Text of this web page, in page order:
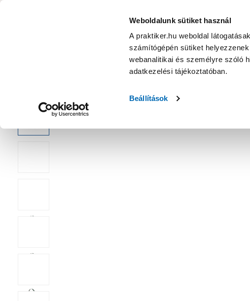
Weboldalunk sütiket használ
A praktiker.hu weboldal
számítógépén sütiket
webanalitikai és személyre szóló
adatkezelési tájékoztatóban.
Beállítások
KATEGÓRIÁK
Nyereményjáték Praktiker